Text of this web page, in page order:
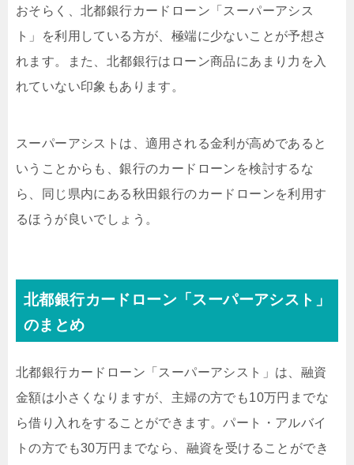
おそらく、北都銀行カードローン「スーパーアシス
ト」を利用している方が、極端に少ないことが予想さ
れます。また、北都銀行はローン商品にあまり力を入
れていない印象もあります。
スーパーアシストは、適用される金利が高めであると
いうことからも、銀行のカードローンを検討するな
ら、同じ県内にある秋田銀行のカードローンを利用す
るほうが良いでしょう。
北都銀行カードローン「スーパーアシスト」
のまとめ
北都銀行カードローン「スーパーアシスト」は、融資
金額は小さくなりますが、主婦の方でも10万円までな
ら借り入れをすることができます。パート・アルバイ
トの方でも30万円までなら、融資を受けることができ